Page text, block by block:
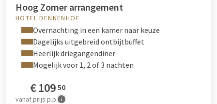
Hoog Zomer arrangement
HOTEL DENNENHOF
Overnachting in een kamer naar keuze
Dagelijks uitgebreid ontbijtbuffet
Heerlijk driegangendiner
Mogelijk voor 1, 2 of 3 nachten
€109 50
vanafprijs p.p.